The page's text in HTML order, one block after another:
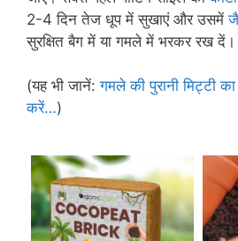
2-4 दिन तेज धूप में सुखाएं और उसमें
सुरक्षित बैग में या गमले में भरकर रख दें।
(यह भी जानें:गमले की पुरानी मिट्टी
करें…)